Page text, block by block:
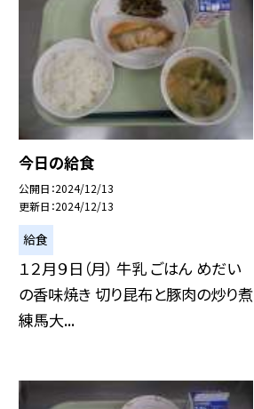
今日の給食
公開日 2024/12/13
更新日 2024/12/13
給食
１２月９日（月） 牛乳 ごはん めだい
の香味焼き 切り昆布と豚肉の炒り煮
練馬大...